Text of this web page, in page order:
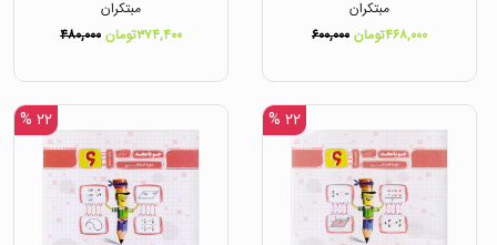
مبتکران
۴۶۸,۰۰۰تومان
۶۰۰,۰۰۰
مبتکران
۳۷۴,۴۰۰تومان
۴۸۰,۰۰۰
۲۲ % ۲۲ %